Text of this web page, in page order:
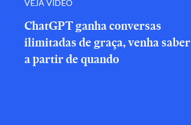
VEJA VÍDEO
ChatGPT ganha conversas
ilimitadas de graça, venha saber
a partir de quando